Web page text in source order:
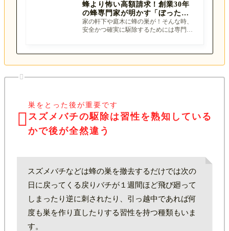
蜂より怖い高額請求！創業30年
の蜂専門家が明かす「ぼったく
りに合わない」業者選びの罠と
対策
家の軒下や庭木に蜂の巣が！そんな時、
安全かつ確実に駆除するためには専門業


巣をとった後が重要です
スズメバチの駆除は習性を熟知している
かで後が全然違う
スズメバチなどは蜂の巣を撤去するだけでは次の
日に戻ってくる戻りバチが１週間ほど飛び廻って
しまったり逆に刺されたり、引っ越中であれば何
度も巣を作り直したりする習性を持つ種類もいま
す。